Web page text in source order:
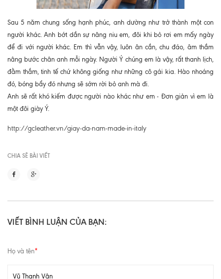
Sau 5 năm chung sống hạnh phúc, anh dường như trở thành một con
người khác. Anh bớt dần sự nâng niu em, đôi khi bỏ rơi em mấy ngày
để đi với người khác. Em thì vẫn vậy, luôn ân cần, chu đáo, âm thầm
nâng bước chân anh mỗi ngày. Người Ý chúng em là vậy, rất thanh lịch,
đằm thắm, tinh tế chứ không giống như những cô gái kia. Hào nhoáng
đó, bóng bẩy đó nhưng sẽ sớm rời bỏ anh mà đi.
Anh sẽ rất khó kiếm được người nào khác như em - Đơn giản vì em là
một đôi giày Ý.
http://gcleather.vn/giay-da-nam-made-in-italy
CHIA SẼ BÀI VIẾT
VIẾT BÌNH LUẬN CỦA BẠN:
Họ và tên*